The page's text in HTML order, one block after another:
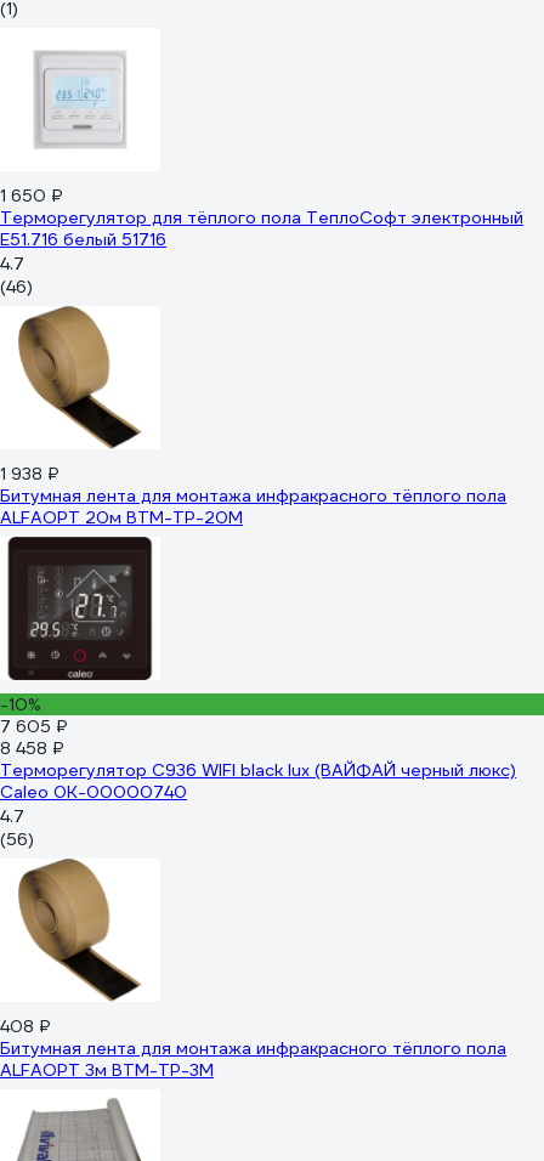
(1)
1 650 ₽
Терморегулятор для тёплого пола ТеплоСофт электронный
E51.716 белый 51716
4.7
(46)
1 938 ₽
Битумная лента для монтажа инфракрасного тёплого пола
ALFAOPT 20м BTM-TP-20M
-10%
7 605 ₽
8 458 ₽
Терморегулятор C936 WIFI black lux (ВАЙФАЙ черный люкс)
Caleo 0К-00000740
4.7
(56)
408 ₽
Битумная лента для монтажа инфракрасного тёплого пола
ALFAOPT 3м BTM-TP-3M